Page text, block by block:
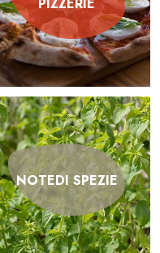
NOTEDI SPEZIE